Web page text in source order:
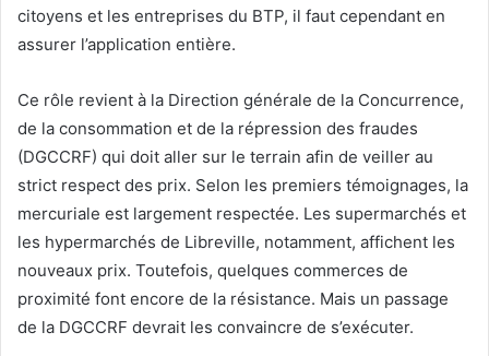
citoyens et les entreprises du BTP, il faut cependant en
assurer l’application entière.
Ce rôle revient à la Direction générale de la Concurrence,
de la consommation et de la répression des fraudes
(DGCCRF) qui doit aller sur le terrain afin de veiller au
strict respect des prix. Selon les premiers témoignages, la
mercuriale est largement respectée. Les supermarchés et
les hypermarchés de Libreville, notamment, affichent les
nouveaux prix. Toutefois, quelques commerces de
proximité font encore de la résistance. Mais un passage
de la DGCCRF devrait les convaincre de s’exécuter.